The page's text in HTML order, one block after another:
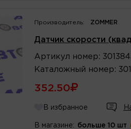
Производитель: ZOMMER
Датчик скорости
Артикул номер :
Каталожный номер :
352.50
В избранное
В магазине: больше 10 шт